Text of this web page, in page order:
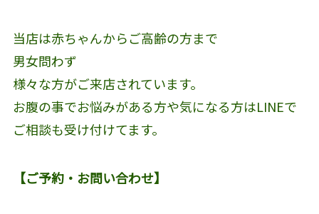
当店は赤ちゃんからご高齢の方まで
男女問わず
様々な方がご来店されています。
お腹の事でお悩みがある方や気になる方はLINEで
ご相談も受け付けてます。
【ご予約・お問い合わせ】